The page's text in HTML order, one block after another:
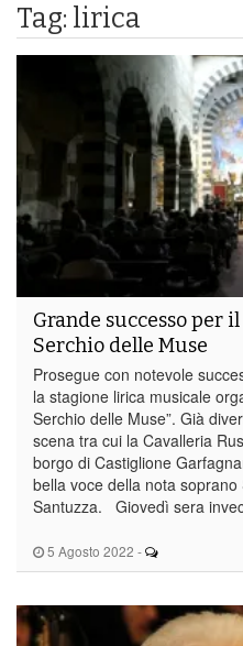
Tag: lirica
5 Agosto 2022 -
Grande successo per
Serchio delle Muse
Prosegue con notevole
la stagione lirica musicale
Serchio delle Muse”. Già
scena tra cui la Cavalleria
borgo di Castiglione
bella voce della nota
Santuzza. Giovedì sera